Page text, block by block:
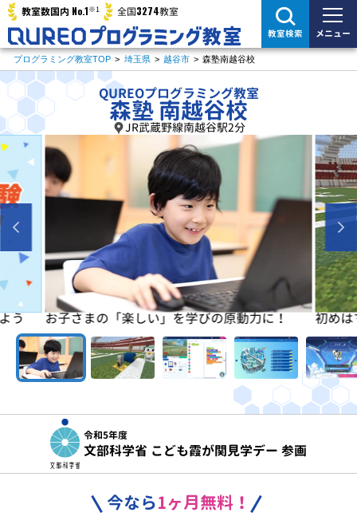
教室数国内 No.1※1 全国3274教室
教室検索 メニュー
プログラミング教室TOP > 埼玉県 > 越谷市 > 森塾南越谷校
QUREOプログラミング教室
森塾 南越谷校
JR武蔵野線南越谷駅2分
う お子さまの「楽しい」を学びの原動力に！ 初め
令和5年度
文部科学省 こども霞が関見学デー 参画
今なら1ヶ月無料！